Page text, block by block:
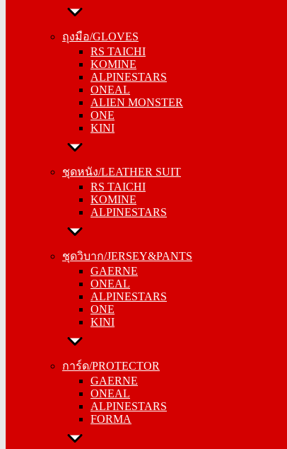
ถุงมือ/GLOVES
RS TAICHI
KOMINE
ALPINESTARS
ONEAL
ALIEN MONSTER
ONE
KINI
ชุดหนัง/LEATHER SUIT
RS TAICHI
KOMINE
ALPINESTARS
ชุดวิบาก/JERSEY&PANTS
GAERNE
ONEAL
ALPINESTARS
ONE
KINI
การ์ด/PROTECTOR
GAERNE
ONEAL
ALPINESTARS
FORMA
RS TAICHI
KOMINE
ALPINESTARS
ONEAL
ALIEN MONSTER
ONE
KINI
RS TAICHI
KOMINE
ALPINESTARS
GAERNE
ONEAL
ALPINESTARS
ONE
KINI
GAERNE
ONEAL
ALPINESTARS
FORMA